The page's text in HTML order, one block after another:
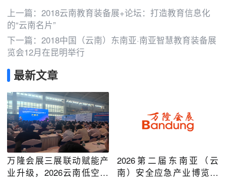
上一篇：2018云南教育装备展+论坛：打造教育信息化
的“云南名片”
下一篇：2018中国（云南）东南亚·南亚智慧教育装备展
览会12月在昆明举行
最新文章
万隆会展三展联动赋能产
业升级，2026云南低空经
2026第二届东南亚（云
南）安全应急产业博览会